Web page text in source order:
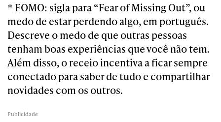
* FOMO: sigla para “Fear of Missing Out”, ou
medo de estar perdendo algo, em português.
Descreve o medo de que outras pessoas
tenham boas experiências que você não tem.
Além disso, o receio incentiva a ficar sempre
conectado para saber de tudo e compartilhar
novidades com os outros.
Publicidade